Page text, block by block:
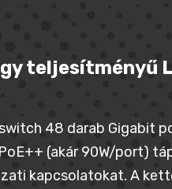
teljesítményű
48 darab Gigabit
(akár 90W/port)
kapcsolatokat. A